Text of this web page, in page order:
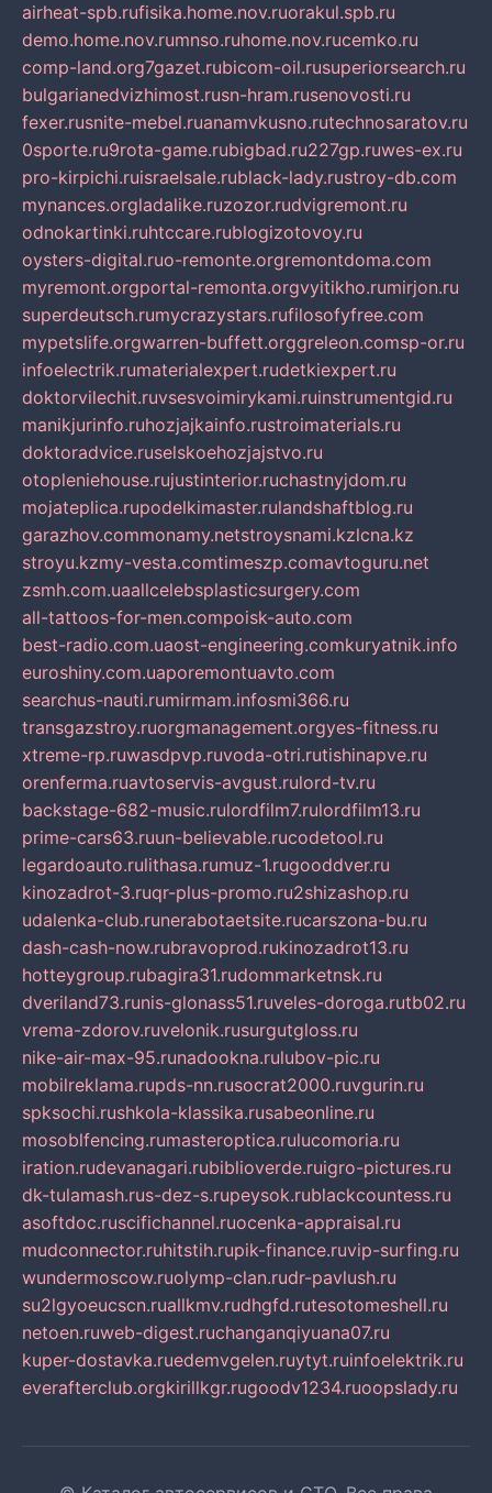
airheat-spb.rufisika.home.nov.ruorakul.spb.ru
demo.home.nov.rumnso.ruhome.nov.rucemko.ru
comp-land.org7gazet.rubicom-oil.rusuperiorsearch.ru
bulgarianedvizhimost.rusn-hram.rusenovosti.ru
fexer.rusnite-mebel.ruanamvkusno.rutechnosaratov.ru
0sporte.ru9rota-game.rubigbad.ru227gp.ruwes-ex.ru
pro-kirpichi.ruisraelsale.rublack-lady.rustroy-db.com
mynances.orgladalike.ruzozor.rudvigremont.ru
odnokartinki.ruhtccare.rublogizotovoy.ru
oysters-digital.ruo-remonte.orgremontdoma.com
myremont.orgportal-remonta.orgvyitikho.rumirjon.ru
superdeutsch.rumycrazystars.rufilosofyfree.com
mypetslife.orgwarren-buffett.orggreleon.comsp-or.ru
infoelectrik.rumaterialexpert.rudetkiexpert.ru
doktorvilechit.ruvsesvoimirykami.ruinstrumentgid.ru
manikjurinfo.ruhozjajkainfo.rustroimaterials.ru
doktoradvice.ruselskoehozjajstvo.ru
otopleniehouse.rujustinterior.ruchastnyjdom.ru
mojateplica.rupodelkimaster.rulandshaftblog.ru
garazhov.commonamy.netstroysnami.kzlcna.kz
stroyu.kzmy-vesta.comtimeszp.comavtoguru.net
zsmh.com.uaallcelebsplasticsurgery.com
all-tattoos-for-men.compoisk-auto.com
best-radio.com.uaost-engineering.comkuryatnik.info
euroshiny.com.uaporemontuavto.com
searchus-nauti.rumirmam.infosmi366.ru
transgazstroy.ruorgmanagement.orgyes-fitness.ru
xtreme-rp.ruwasdpvp.ruvoda-otri.rutishinapve.ru
orenferma.ruavtoservis-avgust.rulord-tv.ru
backstage-682-music.rulordfilm7.rulordfilm13.ru
prime-cars63.ruun-believable.rucodetool.ru
legardoauto.rulithasa.rumuz-1.rugooddver.ru
kinozadrot-3.ruqr-plus-promo.ru2shizashop.ru
udalenka-club.runerabotaetsite.rucarszona-bu.ru
dash-cash-now.rubravoprod.rukinozadrot13.ru
hotteygroup.rubagira31.rudommarketnsk.ru
dveriland73.runis-glonass51.ruveles-doroga.rutb02.ru
vrema-zdorov.ruvelonik.rusurgutgloss.ru
nike-air-max-95.runadookna.rulubov-pic.ru
mobilreklama.rupds-nn.rusocrat2000.ruvgurin.ru
spksochi.rushkola-klassika.rusabeonline.ru
mosoblfencing.rumasteroptica.rulucomoria.ru
iration.rudevanagari.rubiblioverde.ruigro-pictures.ru
dk-tulamash.rus-dez-s.rupeysok.rublackcountess.ru
asoftdoc.ruscifichannel.ruocenka-appraisal.ru
mudconnector.ruhitstih.rupik-finance.ruvip-surfing.ru
wundermoscow.ruolymp-clan.rudr-pavlush.ru
su2lgyoeucscn.ruallkmv.rudhgfd.rutesotomeshell.ru
netoen.ruweb-digest.ruchanganqiyuana07.ru
kuper-dostavka.ruedemvgelen.ruytyt.ruinfoelektrik.ru
everafterclub.orgkirillkgr.rugoodv1234.ruoopslady.ru